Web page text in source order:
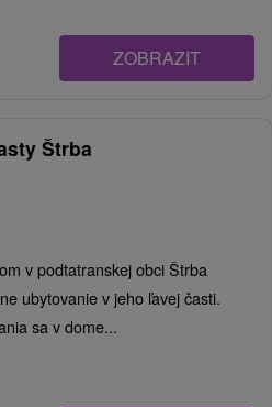
ZOBRAZIT
Štrba
v podtatranskej obci Štrba
ubytovanie v jeho ľavej časti.
sa v dome...